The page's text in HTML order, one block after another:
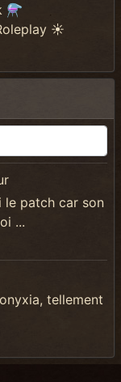
⚗️
☀️
le patch car son
...
tellement